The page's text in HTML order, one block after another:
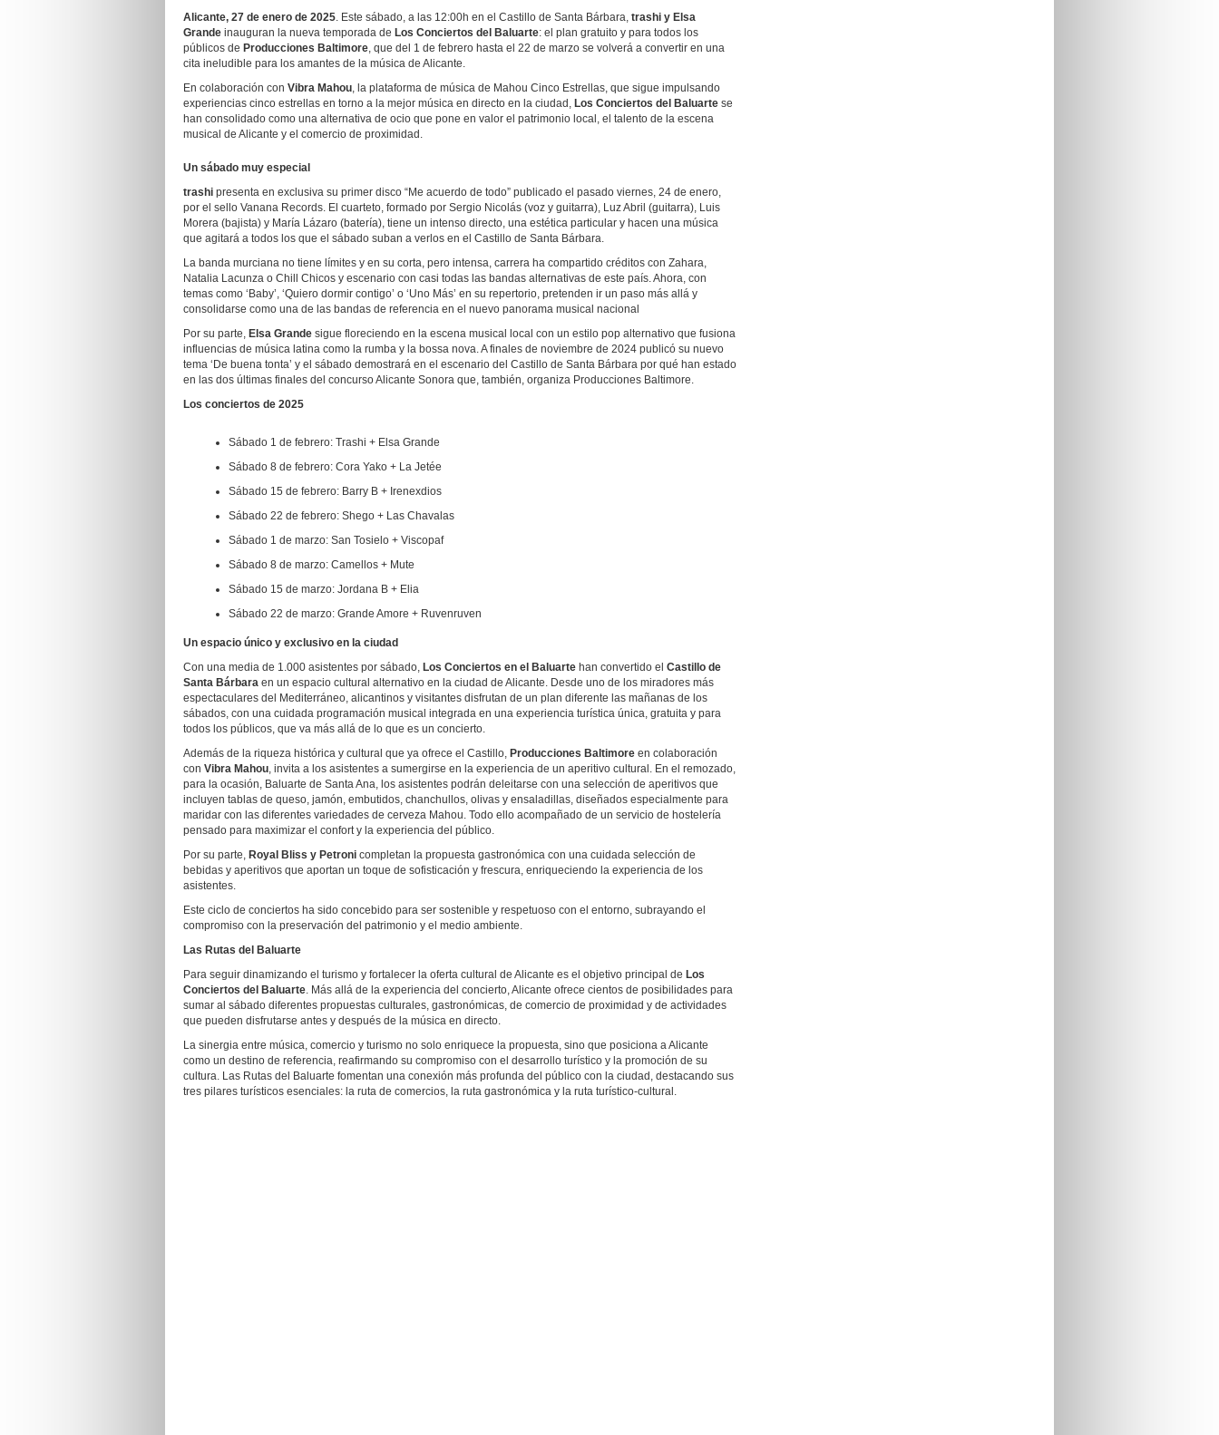
Alicante, 27 de enero de 2025. Este sábado, a las 12:00h en el Castillo de Santa Bárbara, trashi y Elsa
Grande inauguran la nueva temporada de Los Conciertos del Baluarte: el plan gratuito y para todos los
públicos de Producciones Baltimore, que del 1 de febrero hasta el 22 de marzo se volverá a convertir en una
cita ineludible para los amantes de la música de Alicante.
En colaboración con Vibra Mahou, la plataforma de música de Mahou Cinco Estrellas, que sigue impulsando
experiencias cinco estrellas en torno a la mejor música en directo en la ciudad, Los Conciertos del Baluarte se
han consolidado como una alternativa de ocio que pone en valor el patrimonio local, el talento de la escena
musical de Alicante y el comercio de proximidad.
Un sábado muy especial
trashi presenta en exclusiva su primer disco “Me acuerdo de todo” publicado el pasado viernes, 24 de enero,
por el sello Vanana Records. El cuarteto, formado por Sergio Nicolás (voz y guitarra), Luz Abril (guitarra), Luis
Morera (bajista) y María Lázaro (batería), tiene un intenso directo, una estética particular y hacen una música
que agitará a todos los que el sábado suban a verlos en el Castillo de Santa Bárbara.
La banda murciana no tiene límites y en su corta, pero intensa, carrera ha compartido créditos con Zahara,
Natalia Lacunza o Chill Chicos y escenario con casi todas las bandas alternativas de este país. Ahora, con
temas como ‘Baby’, ‘Quiero dormir contigo’ o ‘Uno Más’ en su repertorio, pretenden ir un paso más allá y
consolidarse como una de las bandas de referencia en el nuevo panorama musical nacional
Por su parte, Elsa Grande sigue floreciendo en la escena musical local con un estilo pop alternativo que fusiona
influencias de música latina como la rumba y la bossa nova. A finales de noviembre de 2024 publicó su nuevo
tema ‘De buena tonta’ y el sábado demostrará en el escenario del Castillo de Santa Bárbara por qué han estado
en las dos últimas finales del concurso Alicante Sonora que, también, organiza Producciones Baltimore.
Los conciertos de 2025
Sábado 1 de febrero: Trashi + Elsa Grande
Sábado 8 de febrero: Cora Yako + La Jetée
Sábado 15 de febrero: Barry B + Irenexdios
Sábado 22 de febrero: Shego + Las Chavalas
Sábado 1 de marzo: San Tosielo + Viscopaf
Sábado 8 de marzo: Camellos + Mute
Sábado 15 de marzo: Jordana B + Elia
Sábado 22 de marzo: Grande Amore + Ruvenruven
Un espacio único y exclusivo en la ciudad
Con una media de 1.000 asistentes por sábado, Los Conciertos en el Baluarte han convertido el Castillo de
Santa Bárbara en un espacio cultural alternativo en la ciudad de Alicante. Desde uno de los miradores más
espectaculares del Mediterráneo, alicantinos y visitantes disfrutan de un plan diferente las mañanas de los
sábados, con una cuidada programación musical integrada en una experiencia turística única, gratuita y para
todos los públicos, que va más allá de lo que es un concierto.
Además de la riqueza histórica y cultural que ya ofrece el Castillo, Producciones Baltimore en colaboración
con Vibra Mahou, invita a los asistentes a sumergirse en la experiencia de un aperitivo cultural. En el remozado,
para la ocasión, Baluarte de Santa Ana, los asistentes podrán deleitarse con una selección de aperitivos que
incluyen tablas de queso, jamón, embutidos, chanchullos, olivas y ensaladillas, diseñados especialmente para
maridar con las diferentes variedades de cerveza Mahou. Todo ello acompañado de un servicio de hostelería
pensado para maximizar el confort y la experiencia del público.
Por su parte, Royal Bliss y Petroni completan la propuesta gastronómica con una cuidada selección de
bebidas y aperitivos que aportan un toque de sofisticación y frescura, enriqueciendo la experiencia de los
asistentes.
Este ciclo de conciertos ha sido concebido para ser sostenible y respetuoso con el entorno, subrayando el
compromiso con la preservación del patrimonio y el medio ambiente.
Las Rutas del Baluarte
Para seguir dinamizando el turismo y fortalecer la oferta cultural de Alicante es el objetivo principal de Los
Conciertos del Baluarte. Más allá de la experiencia del concierto, Alicante ofrece cientos de posibilidades para
sumar al sábado diferentes propuestas culturales, gastronómicas, de comercio de proximidad y de actividades
que pueden disfrutarse antes y después de la música en directo.
La sinergia entre música, comercio y turismo no solo enriquece la propuesta, sino que posiciona a Alicante
como un destino de referencia, reafirmando su compromiso con el desarrollo turístico y la promoción de su
cultura. Las Rutas del Baluarte fomentan una conexión más profunda del público con la ciudad, destacando sus
tres pilares turísticos esenciales: la ruta de comercios, la ruta gastronómica y la ruta turístico-cultural.